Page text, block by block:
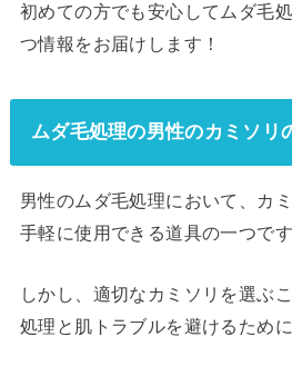
初めての方でも安心してムダ毛
つ情報をお届けします！
ムダ毛処理の男性のカミソリ
男性のムダ毛処理において、カ
手軽に使用できる道具の一つです
しかし、適切なカミソリを選ぶ
処理と肌トラブルを避けるため